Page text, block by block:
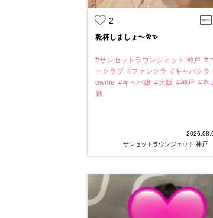
2
乾杯しましょ〜🥂✨
#サンセットラウンジェット 神戸 #
ークラブ #ファンクラ #キャバクラ
owme #キャバ嬢 #大阪 #神戸 #本
勤
サンセットラウンジェット 神戸